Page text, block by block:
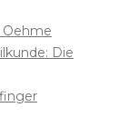
Oehme
Die